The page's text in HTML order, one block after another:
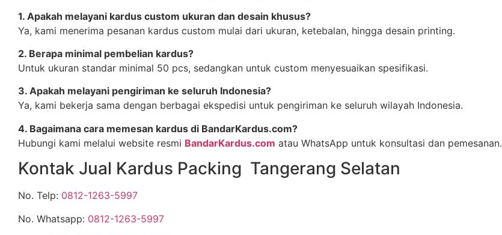
1. Apakah melayani kardus custom ukuran dan desain khusus?
Ya, kami menerima pesanan kardus custom mulai dari ukuran, ketebalan, hingga desain printing.
2. Berapa minimal pembelian kardus?
Untuk ukuran standar minimal 50 pcs, sedangkan untuk custom menyesuaikan spesifikasi.
3. Apakah melayani pengiriman ke seluruh Indonesia?
Ya, kami bekerja sama dengan berbagai ekspedisi untuk pengiriman ke seluruh wilayah Indonesia.
4. Bagaimana cara memesan kardus di BandarKardus.com?
Hubungi kami melalui website resmi BandarKardus.com atau WhatsApp untuk konsultasi dan pemesanan.
Kontak Jual Kardus Packing Tangerang Selatan
No. Telp: 0812-1263-5997
No. Whatsapp: 0812-1263-5997